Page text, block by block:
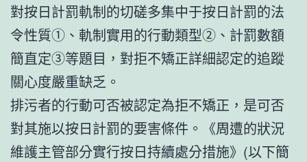
對按日計罰軌制的切磋多集中于按日計罰的法
令性質①、軌制實用的行動類型②、計罰數額
簡直定③等題目，對拒不矯正詳細認定的追蹤
關心度嚴重缺乏。
排污者的行動可否被認定為拒不矯正，是可否
對其施以按日計罰的要害條件。《周遭的狀況
維護主管部分實行按日持續處分措施》(以下簡